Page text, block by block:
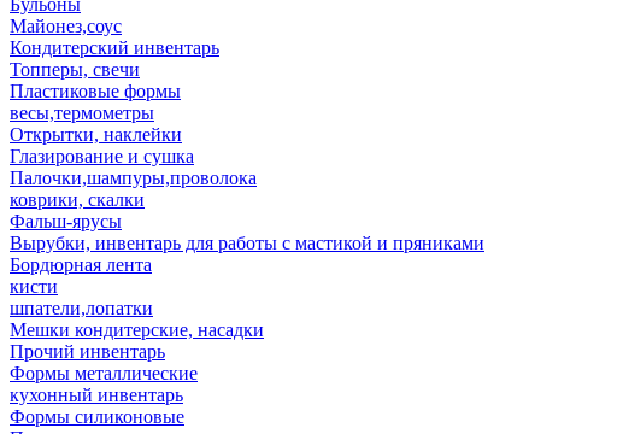
Бульоны
Майонез,соус
Кондитерский инвентарь
Топперы, свечи
Пластиковые формы
весы,термометры
Открытки, наклейки
Глазирование и сушка
Палочки,шампуры,проволока
коврики, скалки
Фальш-ярусы
Вырубки, инвентарь для работы с мастикой и пряниками
Бордюрная лента
кисти
шпатели,лопатки
Мешки кондитерские, насадки
Прочий инвентарь
Формы металлические
кухонный инвентарь
Формы силиконовые